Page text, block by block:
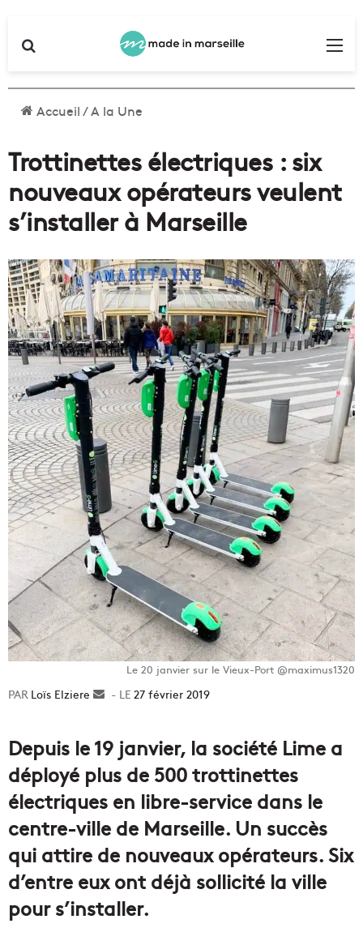
Accueil/A la Une
Trottinettes électriques : six
nouveaux opérateurs veulent
s’installer à Marseille
Le 20 janvier sur le Vieux-Port @maximus1320
Loïs Elziere
Envoyer27 février 2019
Depuis le 19 janvier, la société Lime a
déployé plus de 500 trottinettes
électriques en libre-service dans le
centre-ville de Marseille. Un succès
qui attire de nouveaux opérateurs. Six
d’entre eux ont déjà sollicité la ville
pour s’installer.